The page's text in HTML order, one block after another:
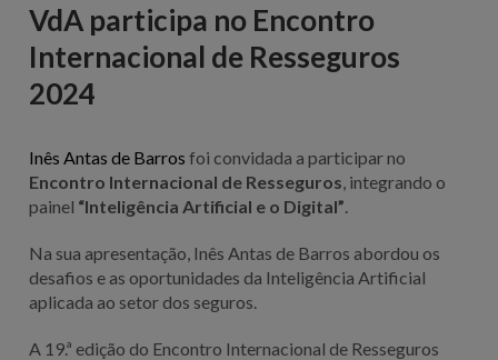
VdA participa no Encontro
Internacional de Resseguros
2024
Inês Antas de Barros foi convidada a participar no
Encontro Internacional de Resseguros , integrando o
painel “Inteligência Artificial e o Digital”
Na sua apresentação, Inês Antas de Barros abordou os
desafios e as oportunidades da Inteligência Artificial
aplicada ao setor dos seguros.
A 19.ª edição do Encontro Internacional de Resseguros